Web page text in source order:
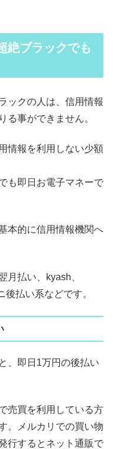
絶ブラックでも
ックの人は、信用情報
る事ができません。
情報を利用しない少額
も即日お電子マネーで
本的に信用情報機関へ
月払い、kyash、
払い系などです。
、即日1万円の後払い
売買を利用している方
。メルカリでの買い物
行するとネット通販で